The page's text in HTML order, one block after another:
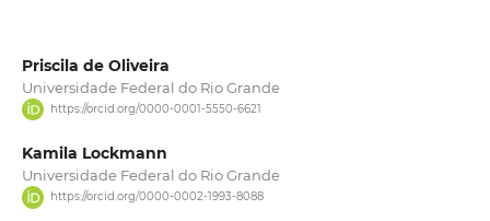
Priscila de Oliveira
Universidade Federal do Rio Grande
https://orcid.org/0000-0001-5550-6621
Kamila Lockmann
Universidade Federal do Rio Grande
https://orcid.org/0000-0002-1993-8088